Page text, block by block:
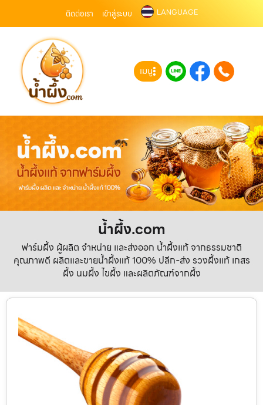
ติดต่อเรา เข้าสู่ระบบ LANGUAGE
เมนู
น้ำผึ้ง.com
ฟาร์มผึ้ง ผู้ผลิต จำหน่าย และส่งออก น้ำผึ้งแท้ จากธรรมชาติ
คุณภาพดี ผลิตและขายน้ำผึ้งแท้ 100% ปลีก-ส่ง รวงผึ้งแท้ เกสร
ผึ้ง นมผึ้ง ไขผึ้ง และผลิตภัณฑ์จากผึ้ง